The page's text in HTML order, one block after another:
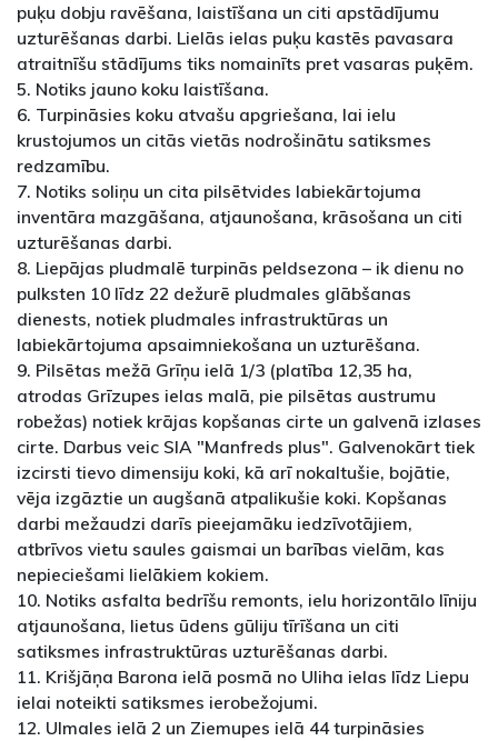
puķu dobju ravēšana, laistīšana un citi apstādījumu
uzturēšanas darbi. Lielās ielas puķu kastēs pavasara
atraitnīšu stādījums tiks nomainīts pret vasaras puķēm.
5. Notiks jauno koku laistīšana.
6. Turpināsies koku atvašu apgriešana, lai ielu
krustojumos un citās vietās nodrošinātu satiksmes
redzamību.
7. Notiks soliņu un cita pilsētvides labiekārtojuma
inventāra mazgāšana, atjaunošana, krāsošana un citi
uzturēšanas darbi.
8. Liepājas pludmalē turpinās peldsezona – ik dienu no
pulksten 10 līdz 22 dežurē pludmales glābšanas
dienests, notiek pludmales infrastruktūras un
labiekārtojuma apsaimniekošana un uzturēšana.
9. Pilsētas mežā Grīņu ielā 1/3 (platība 12,35 ha,
atrodas Grīzupes ielas malā, pie pilsētas austrumu
robežas) notiek krājas kopšanas cirte un galvenā izlases
cirte. Darbus veic SIA "Manfreds plus". Galvenokārt tiek
izcirsti tievo dimensiju koki, kā arī nokaltušie, bojātie,
vēja izgāztie un augšanā atpalikušie koki. Kopšanas
darbi mežaudzi darīs pieejamāku iedzīvotājiem,
atbrīvos vietu saules gaismai un barības vielām, kas
nepieciešami lielākiem kokiem.
10. Notiks asfalta bedrīšu remonts, ielu horizontālo līniju
atjaunošana, lietus ūdens gūliju tīrīšana un citi
satiksmes infrastruktūras uzturēšanas darbi.
11. Krišjāņa Barona ielā posmā no Uliha ielas līdz Liepu
ielai noteikti satiksmes ierobežojumi.
12. Ulmales ielā 2 un Ziemupes ielā 44 turpināsies